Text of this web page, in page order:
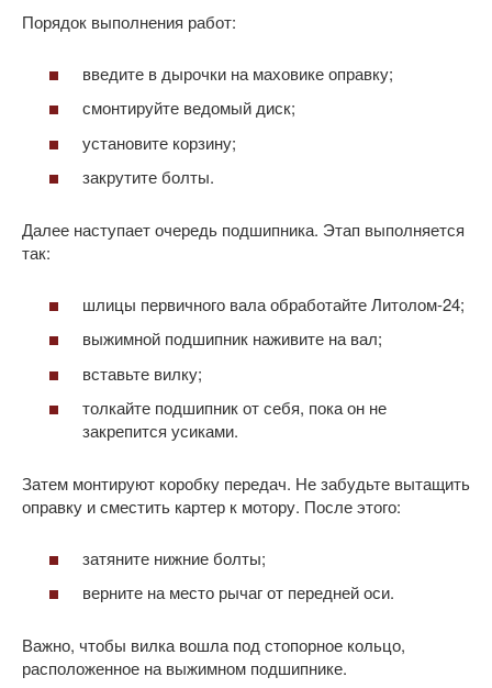
Порядок выполнения работ:
введите в дырочки на маховике оправку;
смонтируйте ведомый диск;
установите корзину;
закрутите болты.
Далее наступает очередь подшипника. Этап выполняется
так:
шлицы первичного вала обработайте Литолом-24;
выжимной подшипник наживите на вал;
вставьте вилку;
толкайте подшипник от себя, пока он не
закрепится усиками.
Затем монтируют коробку передач. Не забудьте вытащить
оправку и сместить картер к мотору. После этого:
затяните нижние болты;
верните на место рычаг от передней оси.
Важно, чтобы вилка вошла под стопорное кольцо,
расположенное на выжимном подшипнике.